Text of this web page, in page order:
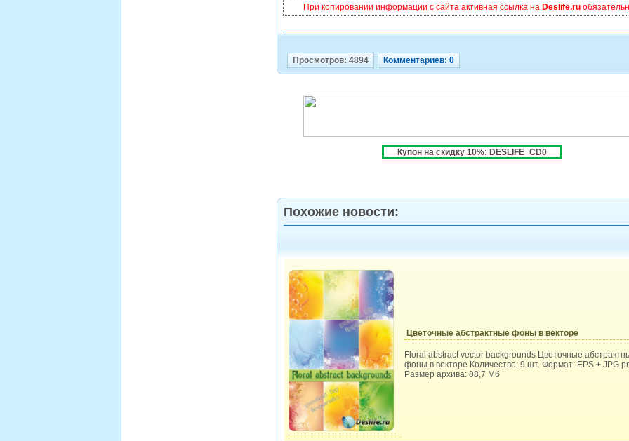
При копировании информации с сайта активная ссылка на Deslife.ru
Просмотров: 4894 Комментариев: 0
Купон на скидку 10%: DESLIFE_CD0
Похожие новости:
Цветочные абстрактные фоны в векторе
Floral abstract vector backgrounds Цветочные
фоны в векторе Количество: 9 шт. Формат: EPS + JPG
Размер архива: 88,7 Мб